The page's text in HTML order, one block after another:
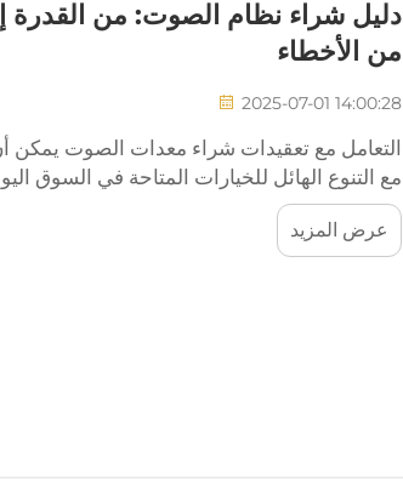
من الأخطاء
2025-07-01 14:00:28
التعامل مع تعقيدات شراء معدات الصوت يمكن
مع التنوع الهائل للخيارات المتاحة في السوق
متعددة القنوات قوية...
عرض المزيد